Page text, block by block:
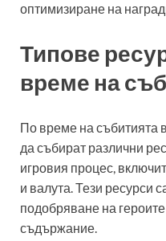
оптимизиране на
Типове
време на
По време на събитията
да събират различни
игровия процес,
и валута. Тези ресурси
подобряване на
съдържание.